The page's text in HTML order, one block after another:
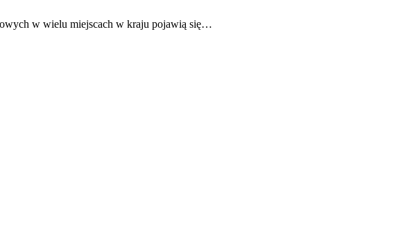
w wielu miejscach w kraju pojawią się…